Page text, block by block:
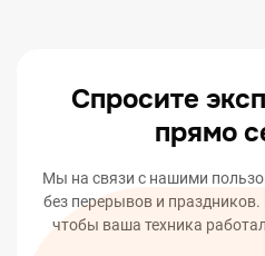
Спросите
прямо
Мы на связи с нашими
без перерывов и
чтобы ваша техника